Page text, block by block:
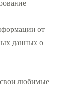
от
данных о
свои любимые